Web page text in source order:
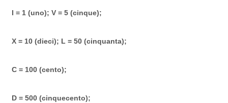
I = 1 (uno); V = 5 (cinque);
X = 10 (dieci); L = 50 (cinquanta);
C = 100 (cento);
D = 500 (cinquecento);